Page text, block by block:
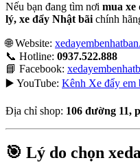
Nếu bạn đang tìm nơi mua xe
lý, xe đẩy Nhật bãi chính
🌐 Website:
📞 Hotline: 0937.522.888
📘 Facebook:
▶️ YouTube: Kênh Xe đẩy em
Địa chỉ shop: 106 đường 11,
🎯 Lý do chọn